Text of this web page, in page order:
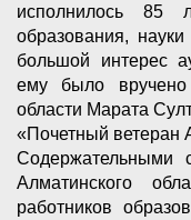
исполнилось 85
образования,
большой интерес
ему было вручено
области Марата
«Почетный ветеран
Содержательными
Алматинского
работников